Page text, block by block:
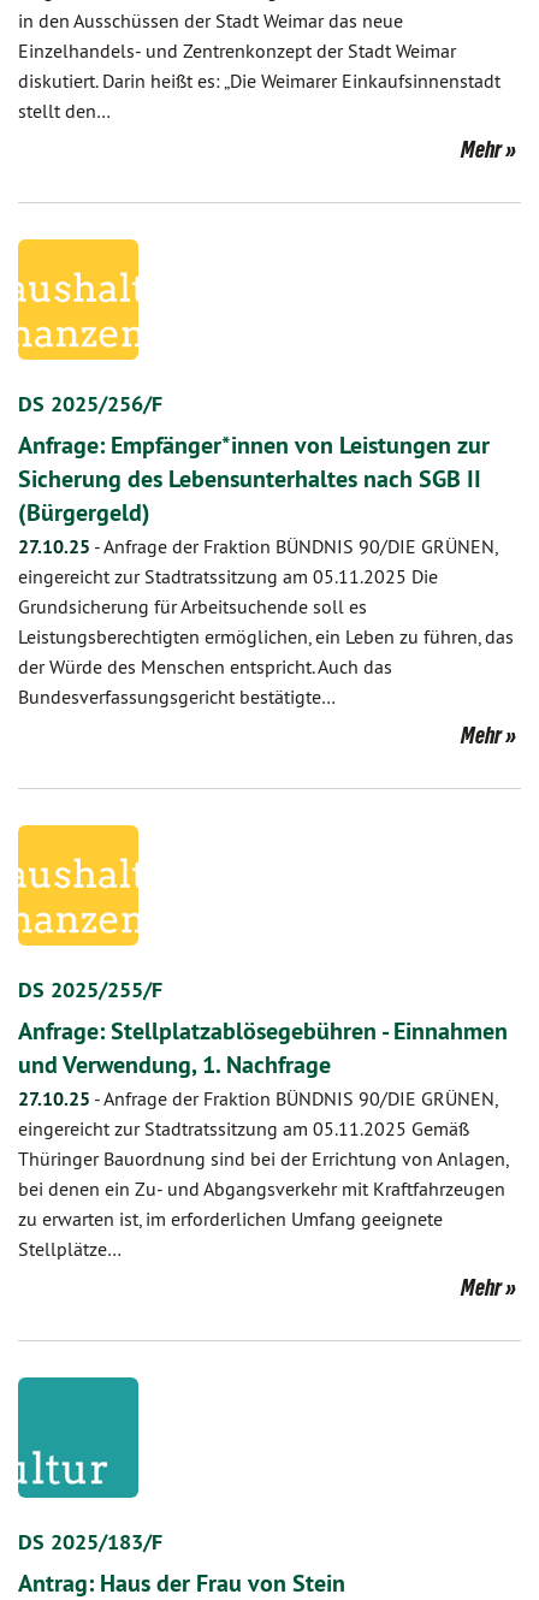
in den Ausschüssen der Stadt Weimar das neue
Einzelhandels- und Zentrenkonzept der Stadt Weimar
diskutiert. Darin heißt es: „Die Weimarer Einkaufsinnenstadt
stellt den…
Mehr
DS 2025/256/F
Anfrage: Empfänger*innen von Leistungen zur
Sicherung des Lebensunterhaltes nach SGB II
(Bürgergeld)
27.10.25 -Anfrage der Fraktion BÜNDNIS 90/DIE GRÜNEN,
eingereicht zur Stadtratssitzung am 05.11.2025 Die
Grundsicherung für Arbeitsuchende soll es
Leistungsberechtigten ermöglichen, ein Leben zu führen, das
der Würde des Menschen entspricht. Auch das
Bundesverfassungsgericht bestätigte…
Mehr
DS 2025/255/F
Anfrage: Stellplatzablösegebühren - Einnahmen
und Verwendung, 1. Nachfrage
27.10.25 -Anfrage der Fraktion BÜNDNIS 90/DIE GRÜNEN,
eingereicht zur Stadtratssitzung am 05.11.2025 Gemäß
Thüringer Bauordnung sind bei der Errichtung von Anlagen,
bei denen ein Zu- und Abgangsverkehr mit Kraftfahrzeugen
zu erwarten ist, im erforderlichen Umfang geeignete
Stellplätze…
Mehr
DS 2025/183/F
Antrag: Haus der Frau von Stein